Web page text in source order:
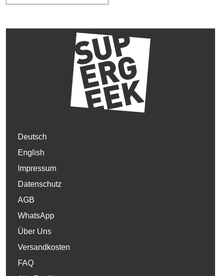
Deutsch
English
Impressum
Datenschutz
AGB
WhatsApp
Über Uns
Versandkosten
FAQ